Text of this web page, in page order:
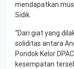
mendapatkan
Sidik.
“Dari giat yang
soliditas antara
Pondok Kelor
kesempatan